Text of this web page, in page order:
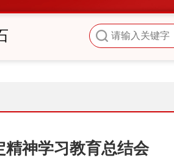
神学习教育总结会